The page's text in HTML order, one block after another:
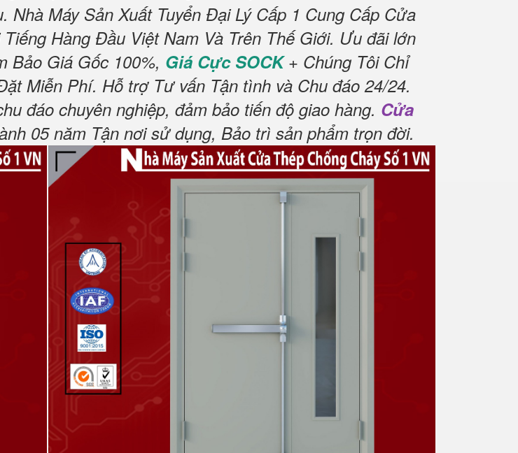
Nhà Máy Sản Xuất Tuyển Đại Lý Cấp 1 Cung Cấp Cửa
Hàng Đầu Việt Nam Và Trên Thế Giới. Ưu đãi lớn
Bảo Giá Gốc 100%, Giá Cực SOCK+ Chúng Tôi Chỉ
Miễn Phí. Hỗ trợ Tư vấn Tận tình và Chu đáo 24/24.
đáo chuyên nghiệp, đảm bảo tiến độ giao hàng. Cửa
05 năm Tận nơi sử dụng, Bảo trì sản phẩm trọn đời.